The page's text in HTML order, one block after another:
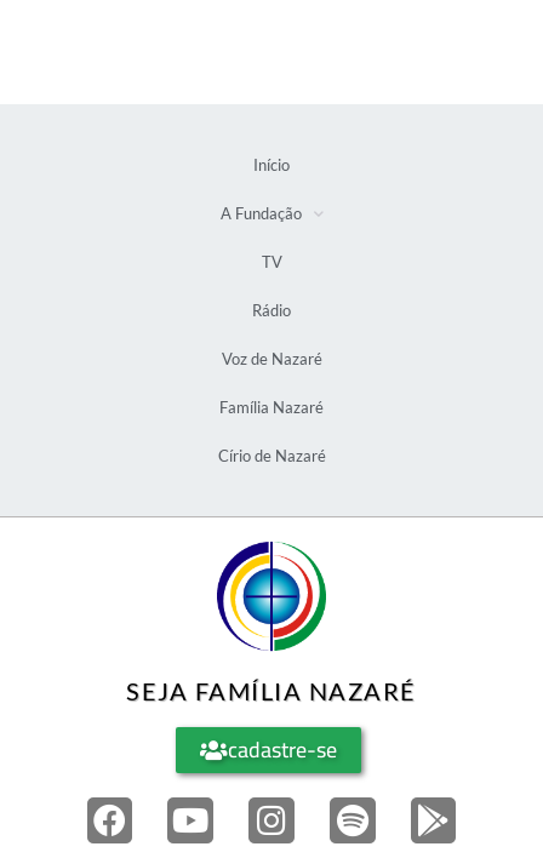
Início
A Fundação
TV
Rádio
Voz de Nazaré
Família Nazaré
Círio de Nazaré
SEJA FAMÍLIA NAZARÉ
cadastre-se